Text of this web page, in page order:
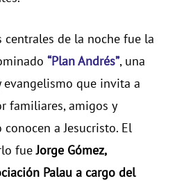
de la noche fue la
“Plan Andrés”, una
que invita a
familiares, amigos y
a Jesucristo. El
fueJorge Gómez,
Palau a cargo del